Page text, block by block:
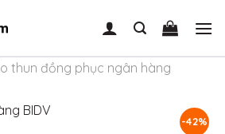
thun đồng phục ngân hàng
-42%